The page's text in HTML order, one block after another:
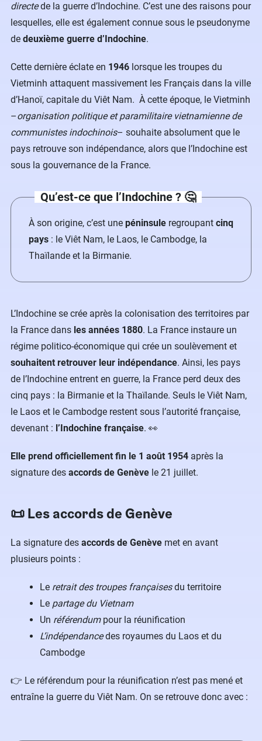
directede la guerre d’Indochine. C’est une des raisons pour
lesquelles, elle est également connue sous le pseudonyme
de deuxième guerre d’Indochine.
Cette dernière éclate en 1946 lorsque les troupes du
Vietminh attaquent massivement les Français dans la ville
d’Hanoï, capitale du Viêt Nam. À cette époque, le Vietminh
–organisation politique et paramilitaire vietnamienne de
communistes indochinois– souhaite absolument que le
pays retrouve son indépendance, alors que l’Indochine est
sous la gouvernance de la France.
Qu’est-ce que l’Indochine ? 🤔
À son origine, c’est une péninsule regroupant cinq
pays : le Viêt Nam, le Laos, le Cambodge, la
Thaïlande et la Birmanie.
L’Indochine se crée après la colonisation des territoires par
la France dans les années 1880. La France instaure un
régime politico-économique qui crée un soulèvement et
souhaitent retrouver leur indépendance. Ainsi, les pays
de l’Indochine entrent en guerre, la France perd deux des
cinq pays : la Birmanie et la Thaïlande. Seuls le Viêt Nam,
le Laos et le Cambodge restent sous l’autorité française,
devenant : l’Indochine française. 👀
Elle prend officiellement fin le 1 août 1954 après la
signature des accords de Genève le 21 juillet.
📜 Les accords de Genève
La signature des accords de Genève met en avant
plusieurs points :
Le retrait des troupes françaisesdu territoire
Le partage du Vietnam
Un référendumpour la réunification
L’indépendancedes royaumes du Laos et du
Cambodge
👉 Le référendum pour la réunification n’est pas mené et
entraîne la guerre du Viêt Nam. On se retrouve donc avec :